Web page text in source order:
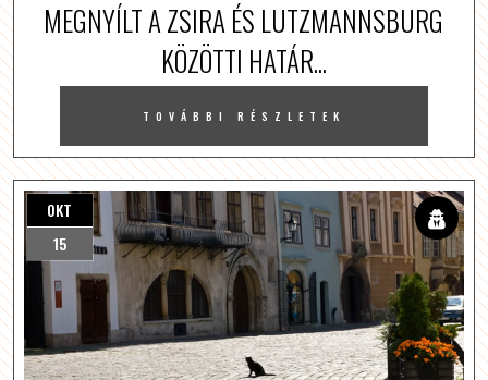
MEGNYÍLT A ZSIRA ÉS LUTZMANNSBURG
KÖZÖTTI HATÁR...
TOVÁBBI RÉSZLETEK
OKT
15